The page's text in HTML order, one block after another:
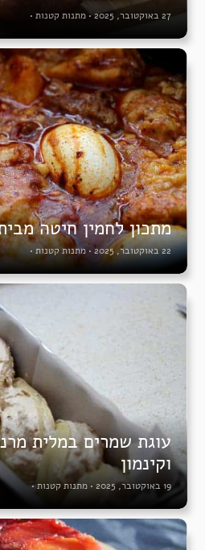
27 באוקטובר, 2025 • מתנות קטנות •
מתכון לחמין חיטה
22 באוקטובר, 2025 • מתנות קטנות •
עוגת שמרים במלית
וקינמון
19 באוקטובר, 2025 • מתנות קטנות •